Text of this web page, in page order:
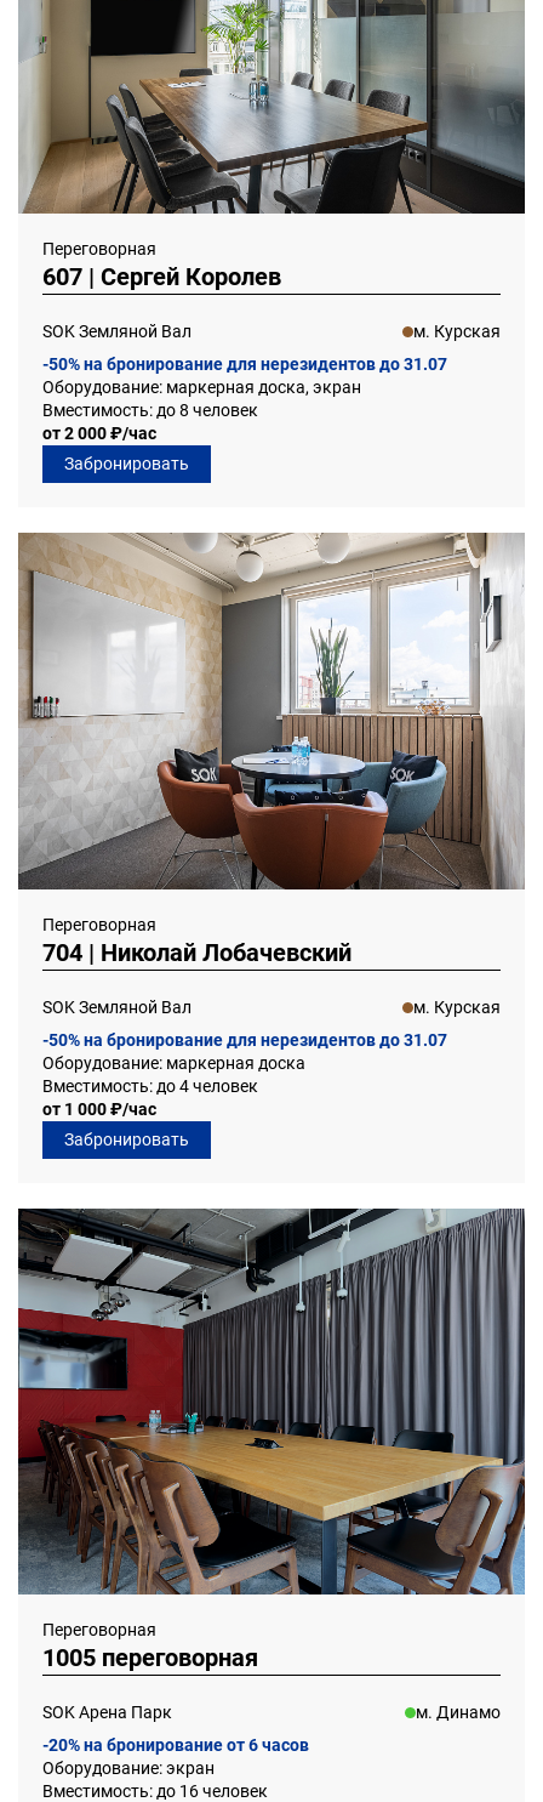
до 5 человек
Переговорная
607 | Сергей Королев
SOK Земляной Вал
м. Курская
-50% на бронирование для нерезидентов до 31.07
Оборудование: маркерная доска, экран
Вместимость: до 8 человек
от 2 000 ₽/час
Забронировать
Переговорная
704 | Николай Лобачевский
SOK Земляной Вал
м. Курская
-50% на бронирование для нерезидентов до 31.07
Оборудование: маркерная доска
Вместимость: до 4 человек
от 1 000 ₽/час
Забронировать
Переговорная
1005 переговорная
SOK Арена Парк
м. Динамо
-20% на бронирование от 6 часов
Оборудование: экран
Вместимость: до 16 человек